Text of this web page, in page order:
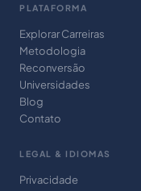
PLATAFORMA
Explorar Carreiras
Metodologia
Reconversão
Universidades
Blog
Contato
LEGAL & IDIOMAS
Privacidade